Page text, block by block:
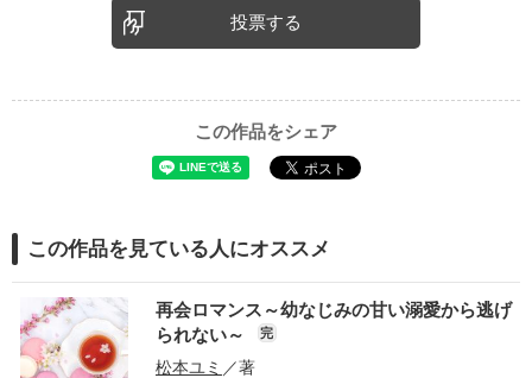
投票する
この作品をシェア
この作品を見ている人にオススメ
再会ロマンス～幼なじみの甘い溺愛から逃げ
られない～
完
松本ユミ ／著